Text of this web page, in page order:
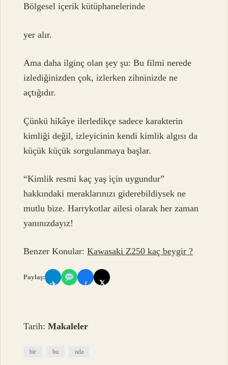
Bölgesel içerik kütüphanelerinde
yer alır.
Ama daha ilginç olan şey şu: Bu filmi nerede
izlediğinizden çok, izlerken zihninizde ne
açtığıdır.
Çünkü hikâye ilerledikçe sadece karakterin
kimliği değil, izleyicinin kendi kimlik algısı da
küçük küçük sorgulanmaya başlar.
“Kimlik resmi kaç yaş için uygundur”
hakkındaki meraklarınızı giderebildiysek ne
mutlu bize. Harrykotlar ailesi olarak her zaman
yanınızdayız!
Benzer Konular:Kawasaki Z250 kaç beygir ?
Paylaş:
✈ f 𝕏
Tarih:Makaleler
bir bu nda